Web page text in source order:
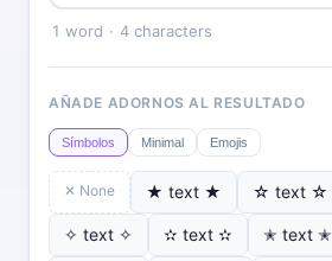
1 word · 4 characters
AÑADE ADORNOS AL RESULTADO
Símbolos Minimal Emojis
✕ None ★ text ★ ☆ text ☆
✧ text ✧ ✫ text ✫ ✭ text ✭